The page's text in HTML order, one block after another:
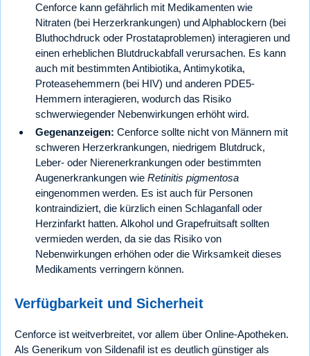
Cenforce kann gefährlich mit Medikamenten wie
Nitraten (bei Herzerkrankungen) und Alphablockern (bei
Bluthochdruck oder Prostataproblemen) interagieren und
einen erheblichen Blutdruckabfall verursachen. Es kann
auch mit bestimmten Antibiotika, Antimykotika,
Proteasehemmern (bei HIV) und anderen PDE5-
Hemmern interagieren, wodurch das Risiko
schwerwiegender Nebenwirkungen erhöht wird.
Gegenanzeigen: Cenforce sollte nicht von Männern mit
schweren Herzerkrankungen, niedrigem Blutdruck,
Leber- oder Nierenerkrankungen oder bestimmten
Augenerkrankungen wie Retinitis pigmentosa
eingenommen werden. Es ist auch für Personen
kontraindiziert, die kürzlich einen Schlaganfall oder
Herzinfarkt hatten. Alkohol und Grapefruitsaft sollten
vermieden werden, da sie das Risiko von
Nebenwirkungen erhöhen oder die Wirksamkeit dieses
Medikaments verringern können.
Verfügbarkeit und Sicherheit
Cenforce ist weitverbreitet, vor allem über Online-Apotheken.
Als Generikum von Sildenafil ist es deutlich günstiger als